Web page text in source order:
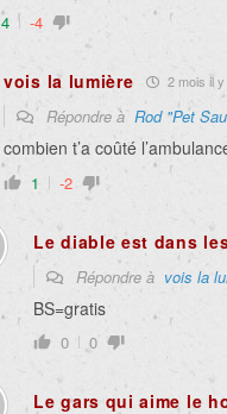
4 -4
vois la lumière 2 mois il y
Répondre à Rod "Pet
combien t’a coûté
1 -2
Le diable est dans
Répondre à vois la
BS=gratis
0 0
Le gars qui aime le